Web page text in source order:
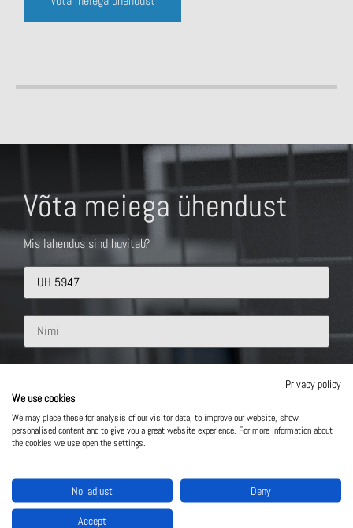
Võta meiega ühendust
Mis lahendus sind huvitab?
Privacy policy
We use cookies
We may place these for analysis of our visitor data, to improve our website, show
personalised content and to give you a great website experience. For more information about
the cookies we use open the settings.
No, adjust Deny
Accept